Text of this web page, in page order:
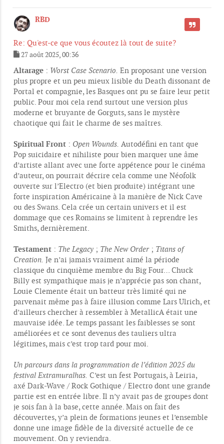
RBD
Re: Qu'est-ce que vous écoutez là tout de suite?
CITER
e
s
a
g
e
27 août 2025, 00:36
Altarage : Worst Case Scenario. En proposant une version
plus propre et un peu mieux lisible du Death dissonant de
Portal et compagnie, les Basques ont pu se faire leur petit
public. Pour moi cela rend surtout une version plus
moderne et bruyante de Gorguts, sans le mystère
chaotique qui fait le charme de ses maîtres.
Spiritual Front : Open Wounds. Autodéfini en tant que
Pop suicidaire et nihiliste pour bien marquer une âme
d’artiste allant avec une forte appétence pour le cinéma
d’auteur, on pourrait décrire cela comme une Néofolk
ouverte sur l’Electro (et bien produite) intégrant une
forte inspiration Américaine à la manière de Nick Cave
ou des Swans. Cela crée un certain univers et il est
dommage que ces Romains se limitent à reprendre les
Smiths, dernièrement.
Testament : The Legacy ; The New Order; Titans of
Creation. Je n’ai jamais vraiment aimé la période
classique du cinquième membre du Big Four… Chuck
Billy est sympathique mais je n’apprécie pas son chant,
Louie Clemente était un batteur très limité qui ne
parvenait même pas à faire illusion comme Lars Ulrich, et
d’ailleurs chercher à ressembler à MetallicA était une
mauvaise idée. Le temps passant les faiblesses se sont
améliorées et ce sont devenus des tauliers ultra
légitimes, mais c’est trop tard pour moi.
Un parcours dans la programmation de l’édition 2025 du
festival Extramuralhas. C’est un fest Portugais, à Leiria,
axé Dark-Wave / Rock Gothique / Electro dont une grande
partie est en entrée libre. Il n’y avait pas de groupes dont
je sois fan à la base, cette année. Mais on fait des
découvertes, y’a plein de formations jeunes et l’ensemble
donne une image fidèle de la diversité actuelle de ce
mouvement. On y reviendra.